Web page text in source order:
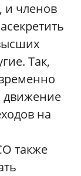
и членов
Так,
движение
на
также